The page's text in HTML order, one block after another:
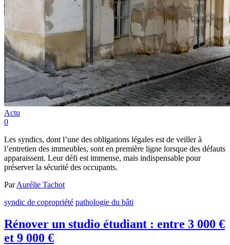
Actu
0
Les syndics, dont l’une des obligations légales est de veiller à
l’entretien des immeubles, sont en première ligne lorsque des défauts
apparaissent. Leur défi est immense, mais indispensable pour
préserver la sécurité des occupants.
ParAurélie Tachot
syndic de copropriété pathologie du bâti
Rénover un studio étudiant : entre 3 000 €
et 9 000 €